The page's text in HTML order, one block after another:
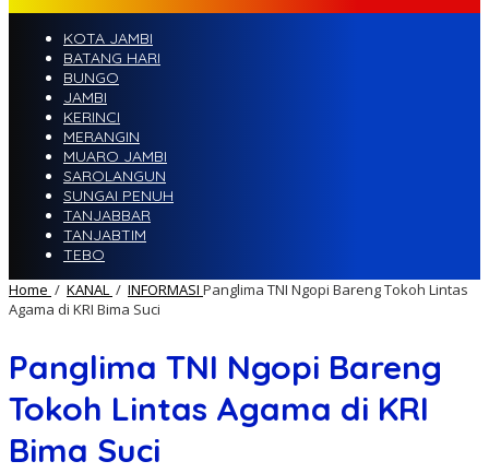
KOTA JAMBI
BATANG HARI
BUNGO
JAMBI
KERINCI
MERANGIN
MUARO JAMBI
SAROLANGUN
SUNGAI PENUH
TANJABBAR
TANJABTIM
TEBO
Home / KANAL / INFORMASI Panglima TNI Ngopi Bareng Tokoh Lintas
Agama di KRI Bima Suci
Panglima TNI Ngopi Bareng
Tokoh Lintas Agama di KRI
Bima Suci